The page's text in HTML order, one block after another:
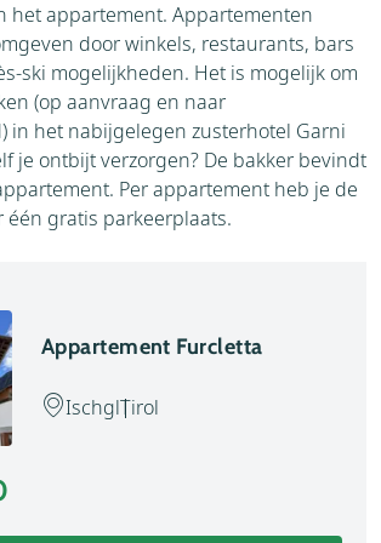
het appartement. Appartementen
door winkels, restaurants, bars
ski mogelijkheden. Het is mogelijk om
(op aanvraag en naar
in het nabijgelegen zusterhotel Garni
je ontbijt verzorgen? De bakker bevindt
Per appartement heb je de
één gratis parkeerplaats.
Appartement Furcletta
IschglTirol